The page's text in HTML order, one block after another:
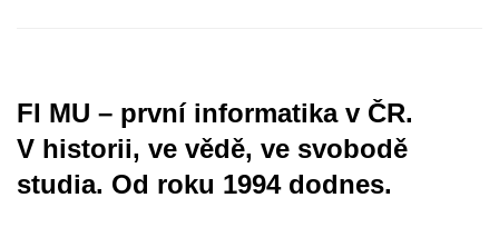
FI MU – první informatika v ČR.
V historii, ve vědě, ve svobodě
studia. Od roku 1994 dodnes.